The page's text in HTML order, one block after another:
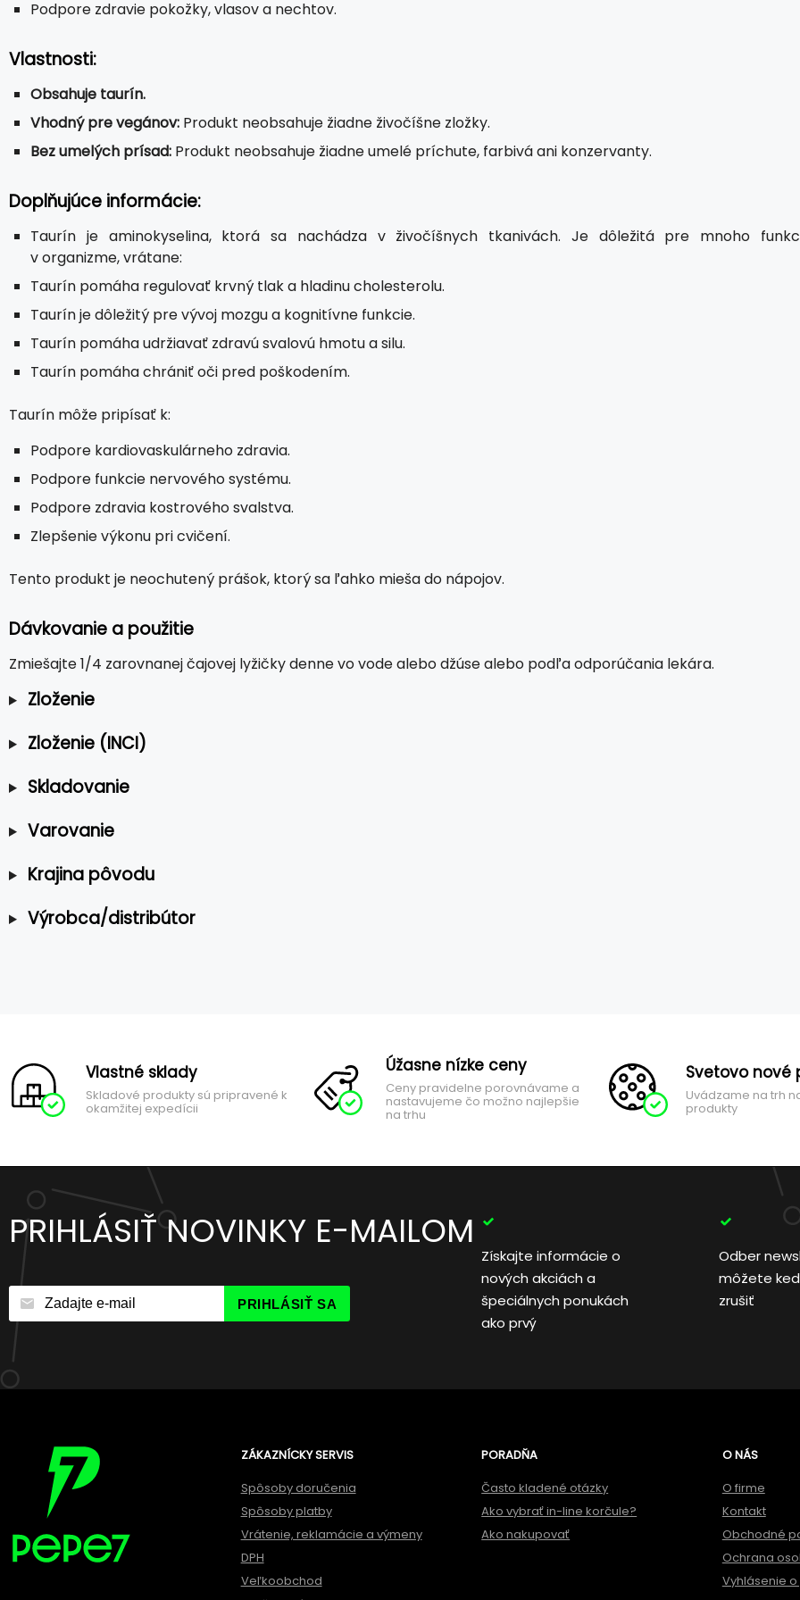
Podpore zdravie pokožky, vlasov a nechtov.
Vlastnosti:
Obsahuje taurín.
Vhodný pre vegánov: Produkt neobsahuje žiadne živočíšne zložky.
Bez umelých prísad: Produkt neobsahuje žiadne umelé príchute, farbivá ani konzervanty.
Doplňujúce informácie:
Taurín je aminokyselina, ktorá sa nachádza v živočíšnych tkanivách. Je dôležitá pre mnoho
v organizme, vrátane:
Taurín pomáha regulovať krvný tlak a hladinu cholesterolu.
Taurín je dôležitý pre vývoj mozgu a kognitívne funkcie.
Taurín pomáha udržiavať zdravú svalovú hmotu a silu.
Taurín pomáha chrániť oči pred poškodením.
Taurín môže pripísať k:
Podpore kardiovaskulárneho zdravia.
Podpore funkcie nervového systému.
Podpore zdravia kostrového svalstva.
Zlepšenie výkonu pri cvičení.
Tento produkt je neochutený prášok, ktorý sa ľahko mieša do nápojov.
Dávkovanie a použitie
Zmiešajte 1/4 zarovnanej čajovej lyžičky denne vo vode alebo džúse alebo podľa odporúčania lekára.
Zloženie
Zloženie (INCI)
Skladovanie
Varovanie
Krajina pôvodu
Výrobca/distribútor
Vlastné sklady
Skladové produkty sú pripravené k
okamžitej expedícii
Úžasne nízke ceny
Ceny pravidelne porovnávame a
nastavujeme čo možno najlepšie
na trhu
Svetovo nové
Uvádzame na trh
produkty
PRIHLÁSIŤ NOVINKY E-MAILOM
PRIHLÁSIŤ SA
Získajte informácie o
nových akciách a
špeciálnych ponukách
ako prvý
Odber
môžete
zrušiť
ZÁKAZNÍCKY SERVIS
Spôsoby doručenia
Spôsoby platby
Vrátenie, reklamácie a výmeny
DPH
Veľkoobchod
PORADŇA
Často kladené otázky
Ako vybrať in-line korčule?
Ako nakupovať
O NÁS
O firme
Kontakt
Obchodné
Ochrana
Vyhlásenie